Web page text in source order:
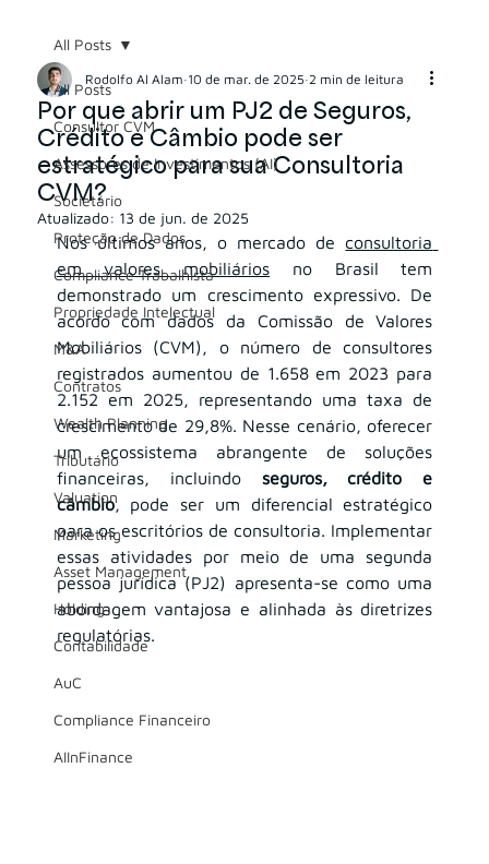
All Posts
Consultor CVM
Assessores de Investimentos (AI)
Societário
Proteção de Dados
Compliance Trabalhista
Propriedade Intelectual
M&A
Contratos
Wealth Planning
Tributário
Valuation
Marketing
Asset Management
Holding
Contabilidade
AuC
Compliance Financeiro
AIInFinance
All Posts
Por que abrir um PJ2 de Seguros,
Crédito e Câmbio pode ser
estratégico para sua Consultoria
CVM?
Rodolfo Al Alam 10 de mar. de 2025 2 min de leitura
Atualizado: 13 de jun. de 2025
Nos últimos anos, o mercado de consultoria
em valores mobiliários no Brasil tem
demonstrado um crescimento expressivo. De
acordo com dados da Comissão de Valores
Mobiliários (CVM), o número de consultores
registrados aumentou de 1.658 em 2023 para
2.152 em 2025, representando uma taxa de
crescimento de 29,8%. Nesse cenário, oferecer
um ecossistema abrangente de soluções
financeiras, incluindo seguros, crédito e
câmbio, pode ser um diferencial estratégico
para os escritórios de consultoria. Implementar
essas atividades por meio de uma segunda
pessoa jurídica (PJ2) apresenta-se como uma
abordagem vantajosa e alinhada às diretrizes
regulatórias.